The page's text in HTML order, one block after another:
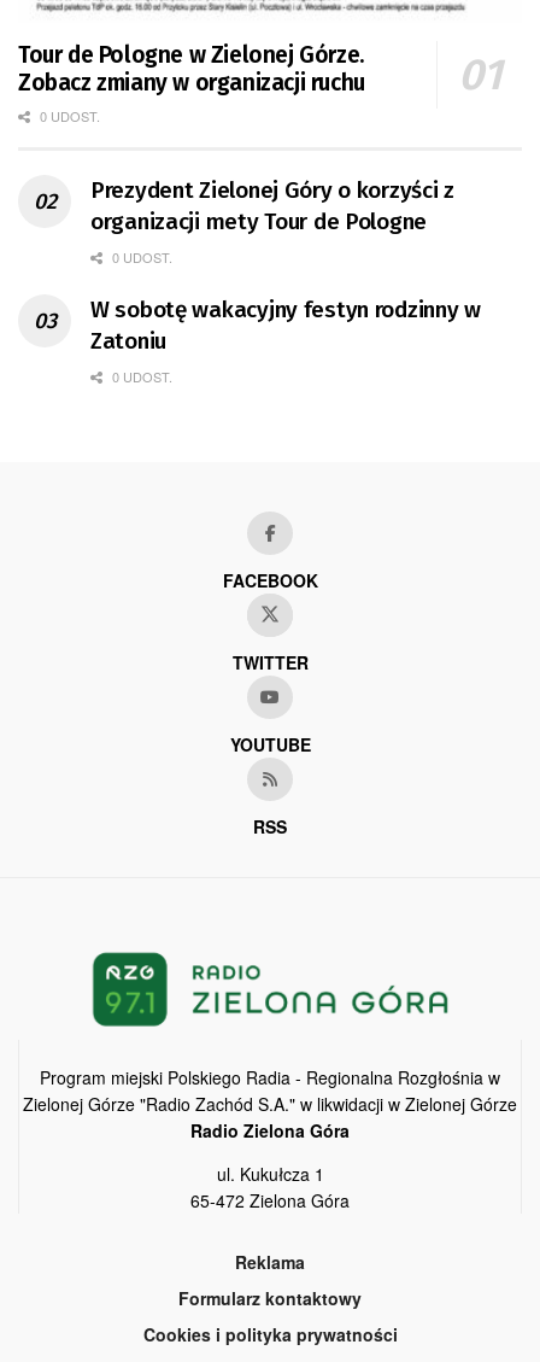
Tour de Pologne w Zielonej Górze.
Zobacz zmiany w organizacji ruchu
0 UDOST.
Prezydent Zielonej Góry o korzyści z
organizacji mety Tour de Pologne
0 UDOST.
W sobotę wakacyjny festyn rodzinny w
Zatoniu
0 UDOST.
FACEBOOK
TWITTER
YOUTUBE
RSS
Program miejski Polskiego Radia - Regionalna Rozgłośnia w
Zielonej Górze "Radio Zachód S.A." w likwidacji w Zielonej Górze
Radio Zielona Góra
ul. Kukułcza 1
65-472 Zielona Góra
Reklama
Formularz kontaktowy
Cookies i polityka prywatności